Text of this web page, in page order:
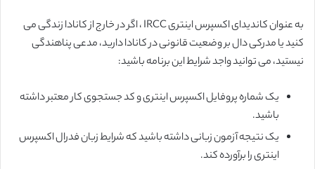
به عنوان کاندیدای اکسپرس اینتری IRCC ، اگر در خارج از کانادا زندگی می
کنید یا مدرکی دال بر وضعیت قانونی در کانادا دارید، مدعی پناهندگی
نیستید، می توانید واجد شرایط این برنامه باشید:
یک شماره پروفایل اکسپرس اینتری و کد جستجوی کار معتبر داشته
باشید.
یک نتیجه آزمون زبانی داشته باشید که شرایط زبان فدرال اکسپرس
اینتری را برآورده کند.